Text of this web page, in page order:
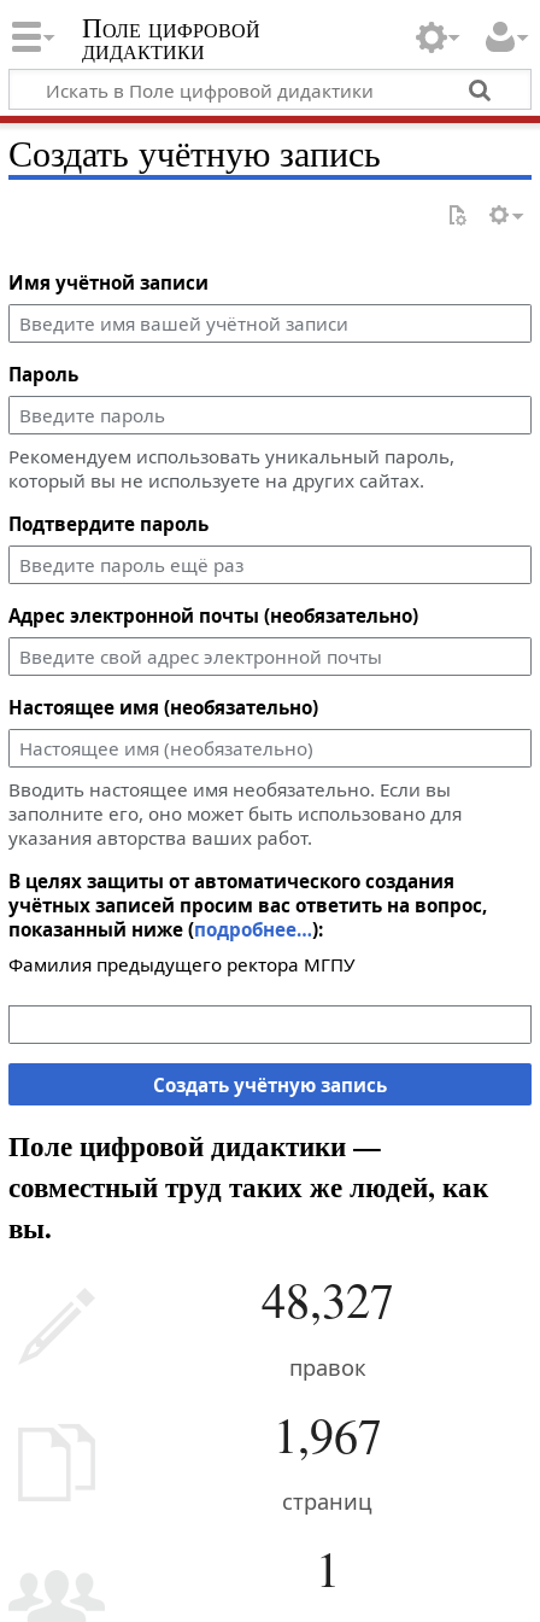
Поле цифровой
дидактики
Создать учётную запись
Имя учётной записи
Пароль
Рекомендуем использовать уникальный пароль,
который вы не используете на других сайтах.
Подтвердите пароль
Адрес электронной почты (необязательно)
Настоящее имя (необязательно)
Вводить настоящее имя необязательно. Если вы
заполните его, оно может быть использовано для
указания авторства ваших работ.
В целях защиты от автоматического создания
учётных записей просим вас ответить на вопрос,
показанный ниже (подробнее…):
Фамилия предыдущего ректора МГПУ
Создать учётную запись
Поле цифровой дидактики —
совместный труд таких же людей, как
вы.
48,327
правок
1,967
страниц
1